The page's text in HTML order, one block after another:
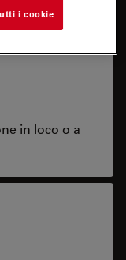
in loco o a
i cookie